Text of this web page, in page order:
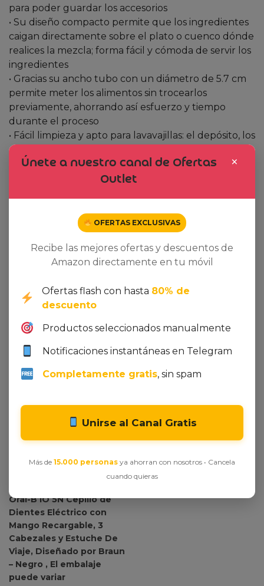
para poder guardar los accesorios
• Su diseño compacto permite que los ingredientes
caigan directamente sobre el plato o cuenco dónde
realices la mezcla; forma fácil y cómoda de servir los
ingredientes
• Gracias su ancho tubo con un diámetro de 5.7 cm
permite meter los alimentos sin trocearlos
previamente, ahorrando así esfuerzo y tiempo
durante el proceso
• Fácil limpieza y apto para lavavajillas: el depósito, los
conos y el accesorio de almacenamiento pueden
colocarse en el lavavajillas
• Guarda cómodamente los 3 conos directamente al
Related products
Ver oferta en Amazon
Dto. -47%
Oral-B iO 5N Cepillo de
Dientes Eléctrico con
Mango Recargable, 3
Cabezales y Estuche De
Viaje, Diseñado por Braun
– Negro , El embalaje
puede variar
Dto. -87%
2,92€ 23,36
×
Únete a nuestro canal de Ofertas
Outlet
OFERTAS EXCLUSIVAS
Recibe las mejores ofertas y descuentos de
Amazon directamente en tu móvil
Ofertas flash con hasta 80% de
descuento
Productos seleccionados manualmente
Notificaciones instantáneas en Telegram
Completamente gratis, sin spam
Unirse al Canal Gratis
Más de 15.000 personas ya ahorran con nosotros • Cancela
cuando quieras